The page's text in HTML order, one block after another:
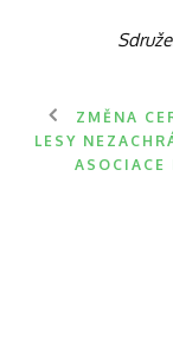
ZMĚNA
LESY
ASOCIACE